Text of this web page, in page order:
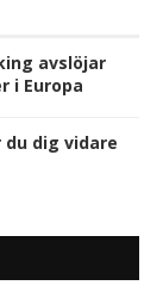
avslöjar
i Europa
dig vidare